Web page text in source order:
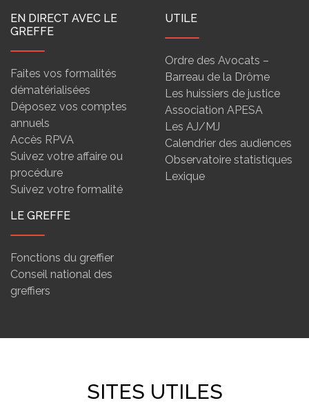
EN DIRECT AVEC LE
GREFFE
Faites vos formalités
dématérialisées
Déposez vos comptes
annuels
Accès RPVA
Suivez votre affaire ou
procédure
Suivez votre formalité
UTILE
Ordre des Avocats –
Barreau de la Drôme
Les huissiers de justice
Association APESA
Les AJ/MJ
Calendrier des audiences
Observatoire statistiques
Lexique
LE GREFFE
Fonctions du greffier
Conseil national des
greffiers
SITES UTILES